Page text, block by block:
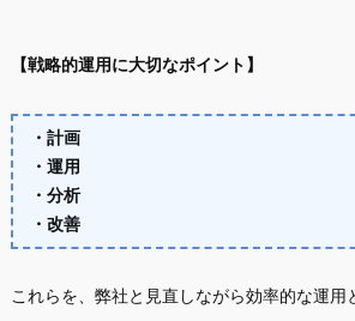
【戦略的運用に大切なポイント】
・計画
・運用
・分析
・改善
これらを、弊社と見直しながら効率的な運用